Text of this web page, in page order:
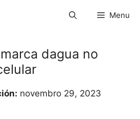
Menu
dagua no
novembro 29, 2023